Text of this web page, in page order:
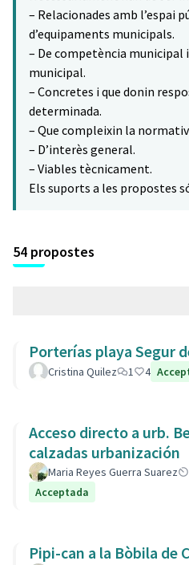
– Relacionades amb l’espai
d’equipaments municipals.
– De competència
municipal.
– Concretes i que donin
determinada.
– Que compleixin la
– D’interès general.
– Viables tècnicament.
Els suports a les propostes
54 propostes
Porterías playa Segur
Cristina Quilez 1 4
Acceso directo a urb.
calzadas urbanización
Maria Reyes Guerra Suarez
Acceptada
Pipi-can a la Bòbila de